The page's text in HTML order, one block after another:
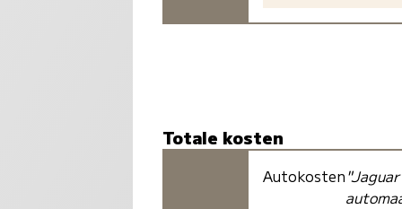
Totale kosten
Autokosten